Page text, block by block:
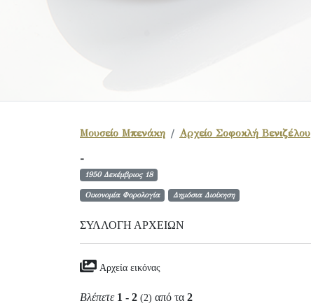
Μουσείο Μπενάκη Αρχείο Σοφοκλή Βενιζέλου
-
1950 Δεκέμβριος 18
Οικονομία Φορολογία Δημόσια Διοίκηση
ΣΥΛΛΟΓΉ ΑΡΧΕΊΩΝ
Αρχεία εικόνας
Βλέπετε 1 - 2 (2) από τα 2